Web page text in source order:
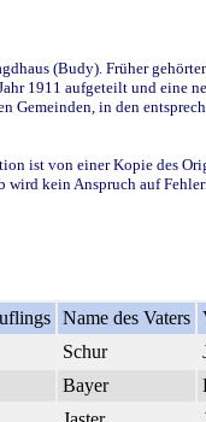
(Budy). Früher
1911 aufgeteilt und eine
in den
ist von einer Kopie des
kein Anspruch auf
Name des Vaters
Schur
Bayer